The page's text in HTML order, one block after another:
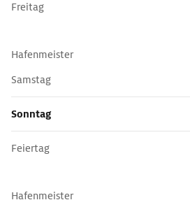
Freitag
Hafenmeister
Samstag
Sonntag
Feiertag
Hafenmeister